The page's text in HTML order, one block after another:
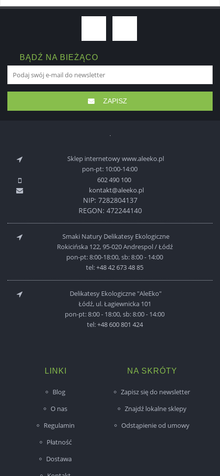
BĄDŹ NA BIEŻĄCO
ZAPISZ
Sklep internetowy www.aleeko.pl
pon-pt: 10:00-14:00
602 490 100
kontakt@aleeko.pl
NIP: 7282804137
REGON: 472244140
Smaki Natury Delikatesy Ekologiczne
Rokicińska 122, 95-020 Andrespol / Łódź
pon-pt: 8:00-18:00, sb: 8:00 - 14:00
tel:+48 42 673 48 85
Delikatesy Ekologiczne "AleEko"
Łódź, ul. Łagiewnicka 101
pon-pt: 8:00 - 18:00, sb: 8:00 - 14:00
tel:+48 600 801 424
LINKI
Blog
O nas
Regulamin
Płatność
Dostawa
NA SKRÓTY
Zapisz się do newsletter
Znajdź lokalne sklepy
Odstąpienie od umowy